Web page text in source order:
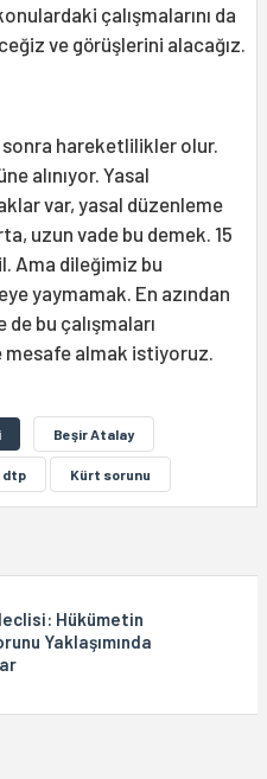
çalışmalarını da
ve görüşlerini alacağız.
sonra hareketlilikler olur.
alınıyor. Yasal
var, yasal düzenleme
uzun vade bu demek. 15
Ama dileğimiz bu
yaymamak. En azından
bu çalışmaları
almak istiyoruz.
Beşir Atalay
dtp Kürt sorunu
Hükümetin
Yaklaşımında